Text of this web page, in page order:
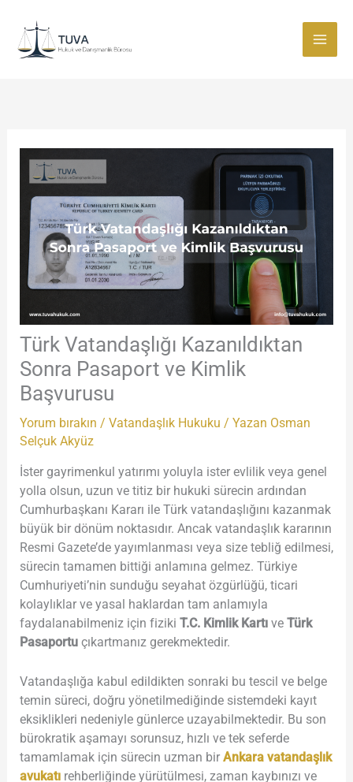
Türk Vatandaşlığı Kazanıldıktan
Sonra Pasaport ve Kimlik
Başvurusu
Yorum bırakın / Vatandaşlık Hukuku / Yazan Osman
Selçuk Akyüz
İster gayrimenkul yatırımı yoluyla ister evlilik veya genel
yolla olsun, uzun ve titiz bir hukuki sürecin ardından
Cumhurbaşkanı Kararı ile Türk vatandaşlığını kazanmak
büyük bir dönüm noktasıdır. Ancak vatandaşlık kararının
Resmi Gazete’de yayımlanması veya size tebliğ edilmesi,
sürecin tamamen bittiği anlamına gelmez. Türkiye
Cumhuriyeti’nin sunduğu seyahat özgürlüğü, ticari
kolaylıklar ve yasal haklardan tam anlamıyla
faydalanabilmeniz için fiziki T.C. Kimlik Kartıve Türk
Pasaportuçıkartmanız gerekmektedir.
Vatandaşlığa kabul edildikten sonraki bu tescil ve belge
temin süreci, doğru yönetilmediğinde sistemdeki kayıt
eksiklikleri nedeniyle günlerce uzayabilmektedir. Bu son
bürokratik aşamayı sorunsuz, hızlı ve tek seferde
tamamlamak için sürecin uzman bir Ankara vatandaşlık
avukatırehberliğinde yürütülmesi, zaman kaybınızı ve